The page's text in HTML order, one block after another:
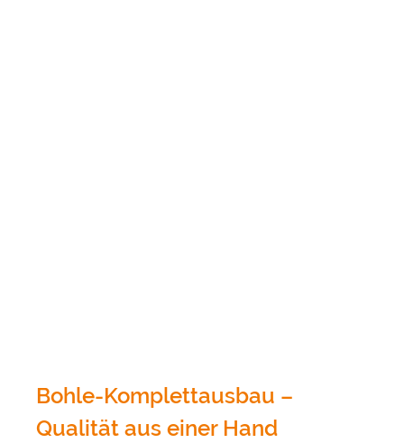
Bohle-Komplettausbau –
Qualität aus einer Hand